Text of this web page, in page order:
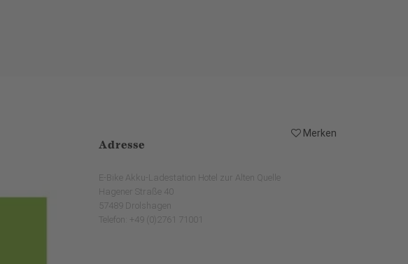
Merken
Adresse
E-Bike Akku-Ladestation Hotel zur Alten Quelle
Hagener Straße 40
57489 Drolshagen
Telefon: +49 (0)2761 71001